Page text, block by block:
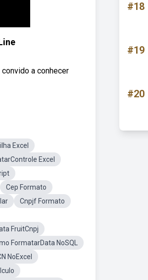
a conhecer
Excel
Excel
Cep Formato
Cnpjf Formato
FruitCnpj
FormatarData NoSQL
NoExcel
#18
#19
#20